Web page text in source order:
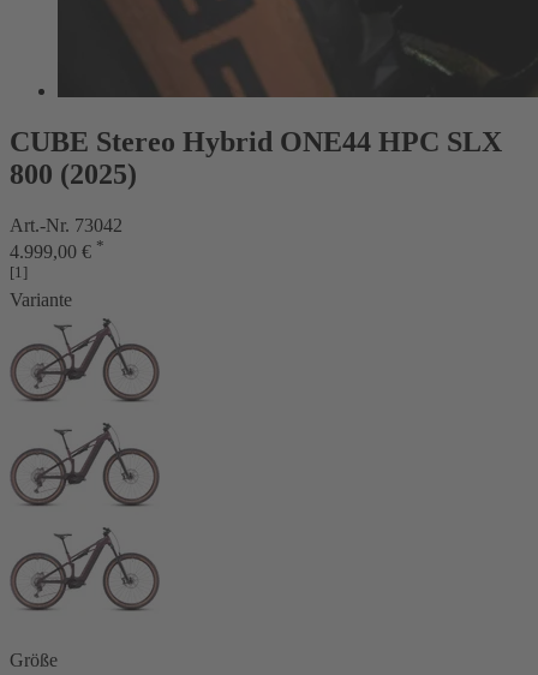
CUBE Stereo Hybrid ONE44 HPC SLX
800 (2025)
Art.-Nr. 73042
4.999,00 € *
[1]
Variante
Größe